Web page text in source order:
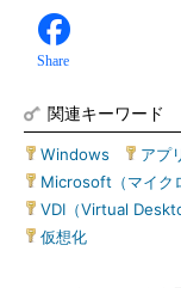
Share
関連キーワード
Windows アプ
Microsoft（マイク
VDI（Virtual
仮想化